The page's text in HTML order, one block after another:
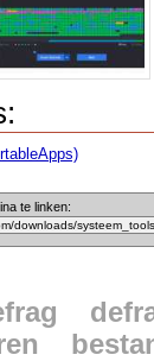
te linken: